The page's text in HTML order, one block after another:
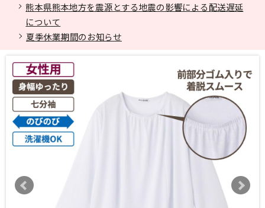
熊本県熊本地方を震源とする地震の影響による配送遅延
について
夏季休業期間のお知らせ